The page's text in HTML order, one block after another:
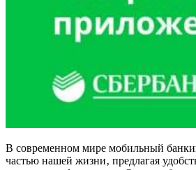
В современном мире мобильный
частью нашей жизни‚ предлагая